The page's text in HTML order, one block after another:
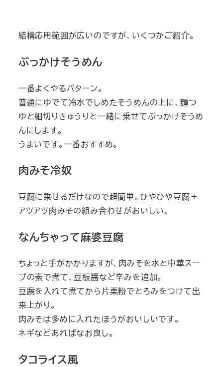
結構応用範囲が広いのですが、いくつかご紹介。
ぶっかけそうめん
一番よくやるパターン。
普通にゆでて冷水でしめたそうめんの上に、麺つ
ゆと細切りきゅうりと一緒に乗せてぶっかけそうめ
んにします。
うまいです。一番おすすめ。
肉みそ冷奴
豆腐に乗せるだけなので超簡単。ひやひや豆腐＋
アツアツ肉みその組み合わせがおいしい。
なんちゃって麻婆豆腐
ちょっと手がかかりますが、肉みそを水と中華スー
プの素で煮て、豆板醤など辛みを追加。
豆腐を入れて煮てから片栗粉でとろみをつけて出
来上がり。
肉みそは多めに入れたほうがおいしいです。
ネギなどあればなお良し。
タコライス風